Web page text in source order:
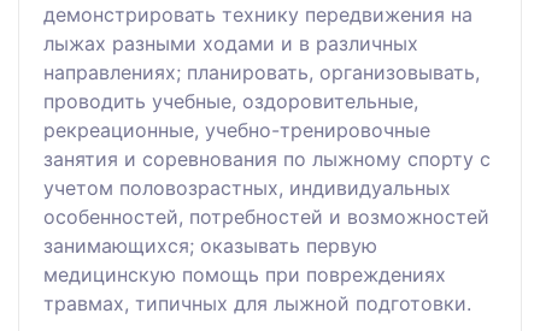
демонстрировать технику передвижения на
лыжах разными ходами и в различных
направлениях; планировать, организовывать,
проводить учебные, оздоровительные,
рекреационные, учебно-тренировочные
занятия и соревнования по лыжному спорту с
учетом половозрастных, индивидуальных
особенностей, потребностей и возможностей
занимающихся; оказывать первую
медицинскую помощь при повреждениях
травмах, типичных для лыжной подготовки.